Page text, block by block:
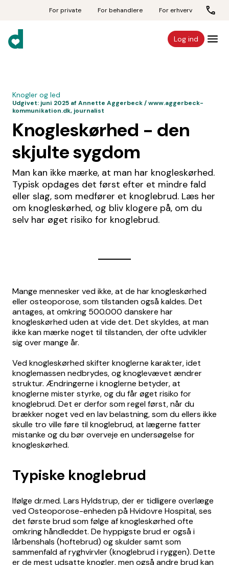
For private For behandlere For erhverv
Log ind
Knogler og led
Udgivet: juni 2025 af Annette Aggerbeck / www.aggerbeck-
kommunikation.dk, journalist
Knogleskørhed - den
skjulte sygdom
Man kan ikke mærke, at man har knogleskørhed.
Typisk opdages det først efter et mindre fald
eller slag, som medfører et knoglebrud. Læs her
om knogleskørhed, og bliv klogere på, om du
selv har øget risiko for knoglebrud.
Mange mennesker ved ikke, at de har knogleskørhed
eller osteoporose, som tilstanden også kaldes. Det
antages, at omkring 500.000 danskere har
knogleskørhed uden at vide det. Det skyldes, at man
ikke kan mærke noget til tilstanden, der ofte udvikler
sig over mange år.
Ved knogleskørhed skifter knoglerne karakter, idet
knoglemassen nedbrydes, og knoglevævet ændrer
struktur. Ændringerne i knoglerne betyder, at
knoglerne mister styrke, og du får øget risiko for
knoglebrud. Det er derfor som regel først, når du
brækker noget ved en lav belastning, som du ellers ikke
skulle tro ville føre til knoglebrud, at lægerne fatter
mistanke og du bør overveje en undersøgelse for
knogleskørhed.
Typiske knoglebrud
Ifølge dr.med. Lars Hyldstrup, der er tidligere overlæge
ved Osteoporose-enheden på Hvidovre Hospital, ses
det første brud som følge af knogleskørhed ofte
omkring håndleddet. De hyppigste brud er også i
lårbenshals (hoftebrud) og skulder samt som
sammenfald af ryghvirvler (knoglebrud i ryggen). Dette
er de mest udsatte knogler, men også andre brud kan